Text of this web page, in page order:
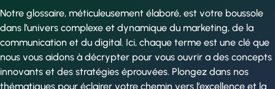
Notre glossaire, méticuleusement élaboré, est votre boussole
dans l’univers complexe et dynamique du marketing, de la
communication et du digital. Ici, chaque terme est une clé que
nous vous aidons à décrypter pour vous ouvrir a des concepts
innovants et des stratégies éprouvées. Plongez dans nos
thématiques pour éclairer votre chemin vers l’excellence et la